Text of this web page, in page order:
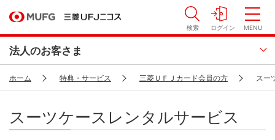
検索 ログイン MENU
法人のお客さま
ホーム 特典・サービス 三菱ＵＦＪカード会員の方 スー
スーツケースレンタルサービス